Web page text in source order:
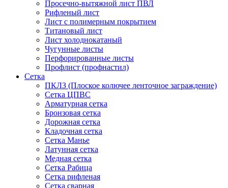
Просечно-вытяжной лист ПВЛ
Рифленый лист
Лист с полимерным покрытием
Титановый лист
Лист холоднокатаный
Чугунные листы
Перфорированные листы
Профлист (профнастил)
Сетка
ПКЛЗ (Плоское колючее ленточное заграждение)
Сетка ЦПВС
Арматурная сетка
Бронзовая сетка
Дорожная сетка
Кладочная сетка
Сетка Манье
Латунная сетка
Медная сетка
Сетка Рабица
Сетка рифленая
Сетка сварная